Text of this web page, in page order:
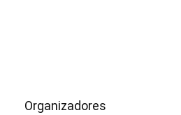
Organizadores